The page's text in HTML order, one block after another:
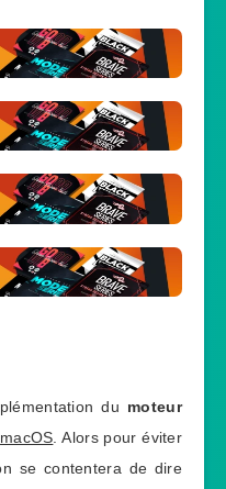
du moteur
macOS . Alors pour éviter
se contentera de dire